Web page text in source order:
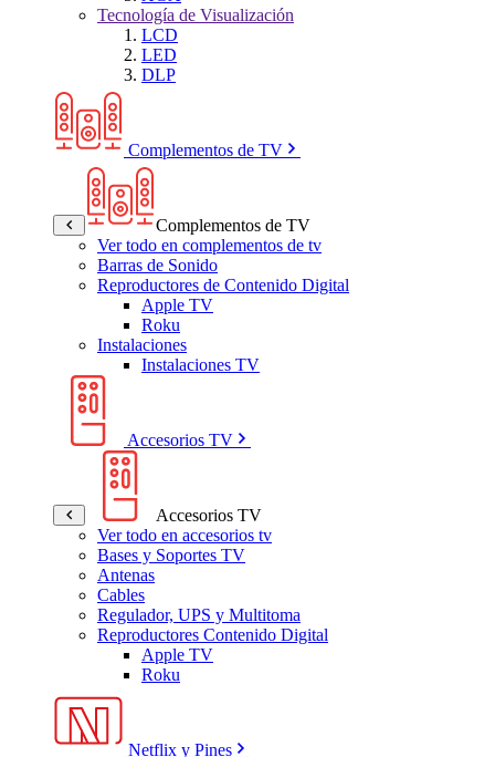
Tecnología de Visualización
LCD
LED
DLP
Complementos de TV
Complementos de TV
Ver todo en complementos de tv
Barras de Sonido
Reproductores de Contenido Digital
Apple TV
Roku
Instalaciones
Instalaciones TV
Accesorios TV
Accesorios TV
Ver todo en accesorios tv
Bases y Soportes TV
Antenas
Cables
Regulador, UPS y Multitoma
Reproductores Contenido Digital
Apple TV
Roku
Netflix y Pines